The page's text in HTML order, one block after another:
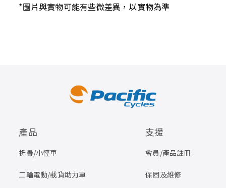
*圖片與實物可能有些微差異，以實物為準
產品
折疊/小徑車
二輪電動/載貨助力車
支援
會員/產品註冊
保固及維修